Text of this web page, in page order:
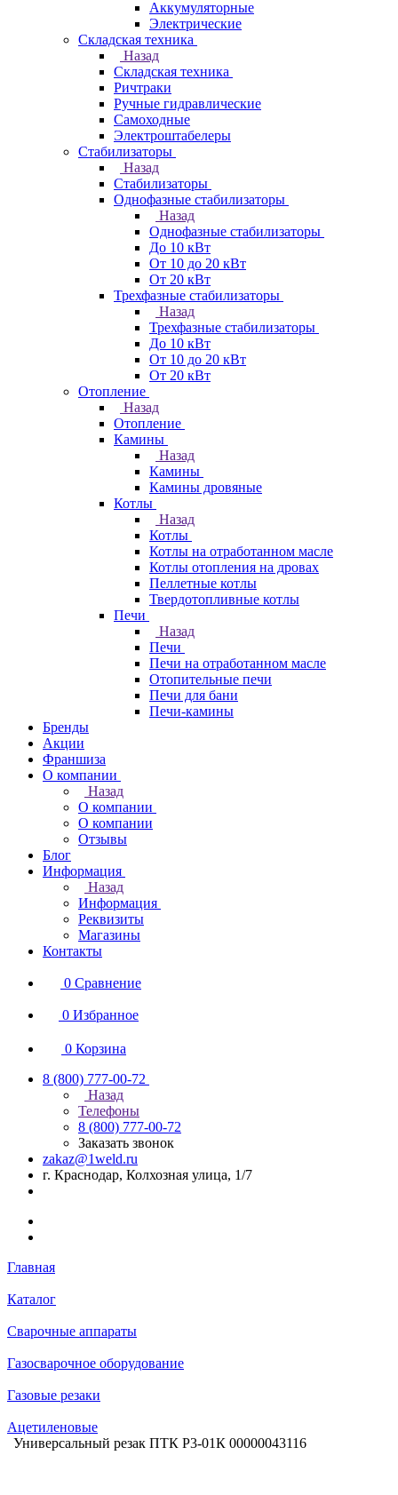
Аккумуляторные
Электрические
Складская техника
Назад
Складская техника
Ричтраки
Ручные гидравлические
Самоходные
Электроштабелеры
Стабилизаторы
Назад
Стабилизаторы
Однофазные стабилизаторы
Назад
Однофазные стабилизаторы
До 10 кВт
От 10 до 20 кВт
От 20 кВт
Трехфазные стабилизаторы
Назад
Трехфазные стабилизаторы
До 10 кВт
От 10 до 20 кВт
От 20 кВт
Отопление
Назад
Отопление
Камины
Назад
Камины
Камины дровяные
Котлы
Назад
Котлы
Котлы на отработанном масле
Котлы отопления на дровах
Пеллетные котлы
Твердотопливные котлы
Печи
Назад
Печи
Печи на отработанном масле
Отопительные печи
Печи для бани
Печи-камины
Бренды
Акции
Франшиза
О компании
Назад
О компании
О компании
Отзывы
Блог
Информация
Назад
Информация
Реквизиты
Магазины
Контакты
0 Сравнение
0 Избранное
0 Корзина
8 (800) 777-00-72
Назад
Телефоны
8 (800) 777-00-72
Заказать звонок
zakaz@1weld.ru
г. Краснодар, Колхозная улица, 1/7
Главная
Каталог
Сварочные аппараты
Газосварочное оборудование
Газовые резаки
Ацетиленовые
Универсальный резак ПТК Р3-01К 00000043116